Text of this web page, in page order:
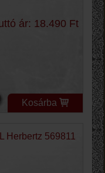
ár: 18.490 Ft
Kosárba
Herbertz 569811